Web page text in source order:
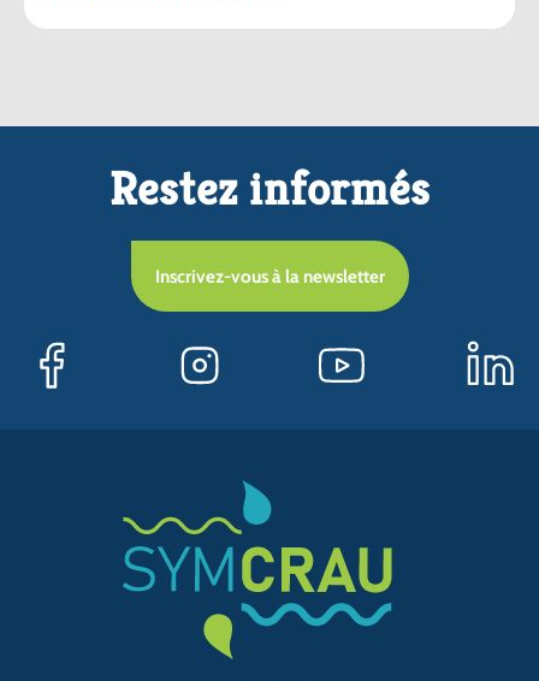
Restez informés
Inscrivez-vous à la newsletter